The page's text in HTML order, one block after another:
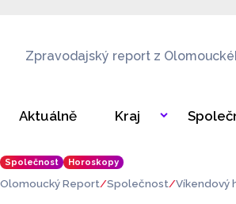
Zpravodajský report z
Aktuálně Kraj
Společnost Horoskopy
Olomoucký Report Společnost
Víkendový